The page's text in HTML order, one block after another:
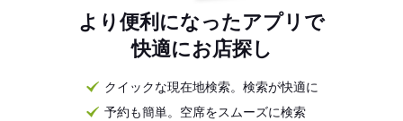
より便利になったアプリで
快適にお店探し
クイックな現在地検索。検索が快適に
予約も簡単。空席をスムーズに検索